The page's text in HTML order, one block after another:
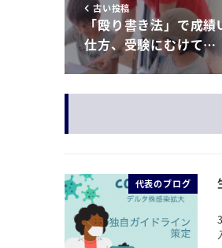
古い投稿
「殴り書き法」で成
仕方、受験にむけて…
代表のブログ